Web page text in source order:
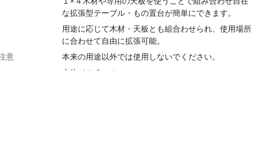
な拡張型テーブル・もの置台が簡単にできます。
用途に応じて木材・天板とも組合わせられ、使用場所
に合わせて自由に拡張可能。
意
本来の用途以外では使用しないでください。
本体／スチール